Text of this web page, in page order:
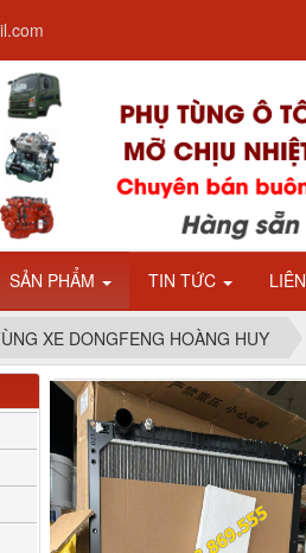
SẢN PHẨM TIN TỨC
XE DONGFENG HOÀNG HUY